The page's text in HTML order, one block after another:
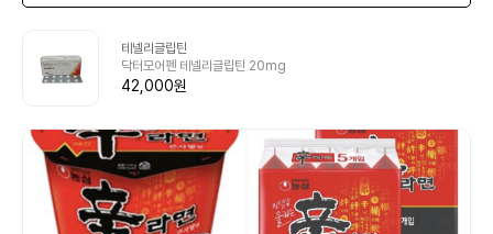
테넬리글립틴
닥터모어펜 테넬리글립틴 20mg
42,000원